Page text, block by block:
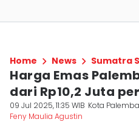
Home News Sumatra
Harga Emas
dari Rp10,2 Juta
09 Jul 2025, 11:35 WIB Kota
Feny Maulia Agustin